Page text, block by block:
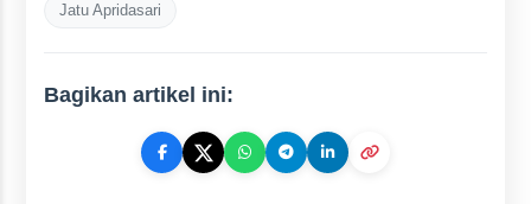
Jatu Apridasari
Bagikan artikel ini: